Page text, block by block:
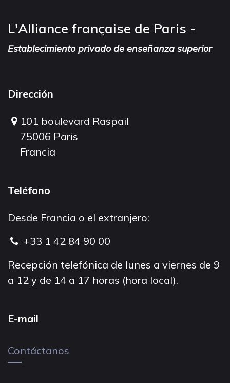
L'Alliance française de Paris -
Establecimiento privado de enseñanza superior
Dirección
101 boulevard Raspail
75006 Paris
Francia
Teléfono
Desde Francia o el extranjero:
+33 1 42 84 90 00
Recepción telefónica de lunes a viernes de 9
a 12 y de 14 a 17 horas (hora local).
E-mail
Contáctanos